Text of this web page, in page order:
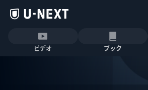
ビデオ ブック